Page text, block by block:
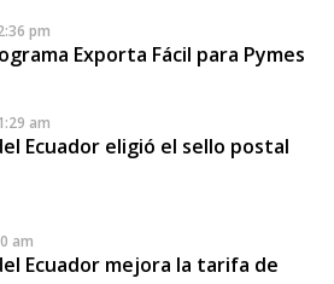
pm
Exporta Fácil para Pymes
am
Ecuador eligió el sello postal
am
Ecuador mejora la tarifa de